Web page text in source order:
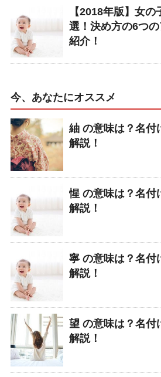
【2018年版】女
選！決め方の6つ
紹介！
今、あなたにオススメ
紬 の意味は？名付
解説！
惺 の意味は？名付
解説！
寧 の意味は？名付
解説！
望 の意味は？名付
解説！